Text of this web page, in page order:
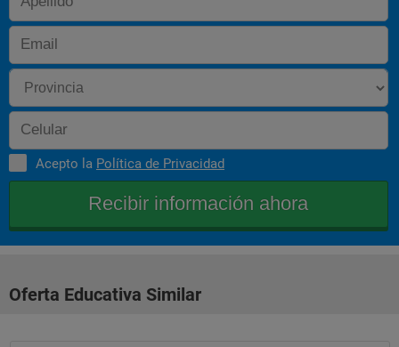
Acepto la Política de Privacidad
Oferta Educativa Similar